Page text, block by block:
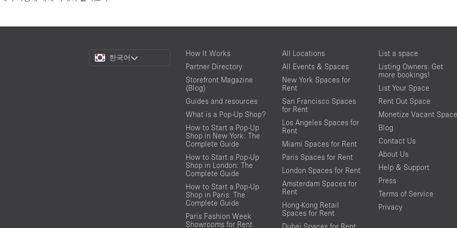
Choose
Language
한국어
How It Works
Partner Directory
Storefront Magazine
(Blog)
Guides and resources
What is a Pop-Up Shop?
How to Start a Pop-Up
Shop in New York: The
Complete Guide
How to Start a Pop-Up
Shop in London: The
Complete Guide
How to Start a Pop-Up
Shop in Paris: The
Complete Guide
Paris Fashion Week
Showrooms for Rent
All Locations
All Events & Spaces
New York Spaces for
Rent
San Francisco Spaces
for Rent
Los Angeles Spaces for
Rent
Miami Spaces for Rent
Paris Spaces for Rent
London Spaces for Rent
Amsterdam Spaces for
Rent
Hong-Kong Retail
Spaces for Rent
Dubai Spaces for Rent
List a space
Listing Owners: Get
more bookings!
List Your Space
Rent Out Space
Monetize Vacant Space
Blog
Contact Us
About Us
Help & Support
Press
Terms of Service
Privacy